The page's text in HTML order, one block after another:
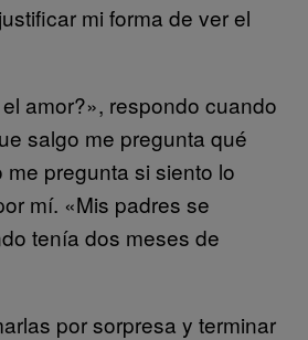
mi forma de ver el
amor?», respondo cuando
salgo me pregunta qué
pregunta si siento lo
mí. «Mis padres se
tenía dos meses de
por sorpresa y terminar